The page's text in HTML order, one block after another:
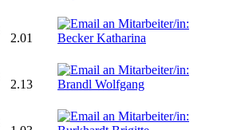
2.01
2.13